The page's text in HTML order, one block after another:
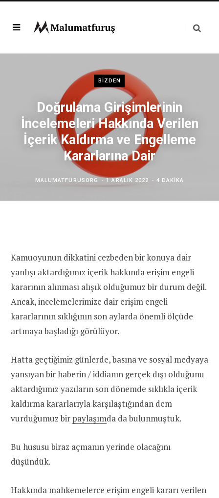
BIZDEN
Doğrulama Girişimlerinin
İncelemeleri Hakkında Verilen
İçerik Kaldırma ve Engelleme
Kararlarına Dair
MALUMATFURUSORG 1 ARALIK 2022 4 DAKIKA
Kamuoyunun dikkatini cezbeden bir konuya dair
yanlışı aktardığımız içerik hakkında erişim engeli
kararının alınması alışık olduğumuz bir durum değil.
Ancak, incelemelerimize dair erişim engeli
kararlarının sıklığının son aylarda önemli ölçüde
artmaya başladığı görülüyor.
Hatta geçtiğimiz günlerde, basına ve sosyal medyaya
yansıyan bir haberin / iddianın gerçek dışı olduğunu
aktardığımız yazıların son dönemde sıklıkla içerik
kaldırma kararlarıyla karşılaştığından dem
vurduğumuz bir paylaşımda da bulunmuştuk.
Bu hususu biraz açmanın yerinde olacağını
düşündük.
Hakkında mahkemelerce erişim engeli kararı verilen